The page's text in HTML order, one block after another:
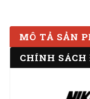
MÔ TẢ SẢN
CHÍNH SÁCH